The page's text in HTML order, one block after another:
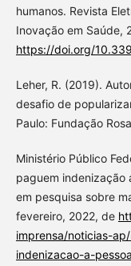
humanos. Revista
Inovação em Saúde,
https://doi.org/
Leher, R. (2019).
desafio de
Paulo: Fundação
Ministério Público
paguem indenização
em pesquisa sobre
fevereiro, 2022, de
imprensa/noticias-
indenizacao-a-